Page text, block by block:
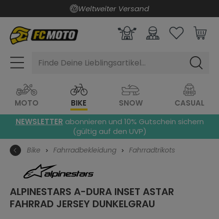
Weltweiter Versand
MOTO BIKE SNOW CASUAL
Finde Deine Lieblingsartikel...
NEWSLETTER abonnieren und 10% Gutschein sichern
(gültig auf den UVP)
Bike Fahrradbekleidung Fahrradtrikots
ALPINESTARS A-DURA INSET ASTAR
FAHRRAD JERSEY DUNKELGRAU